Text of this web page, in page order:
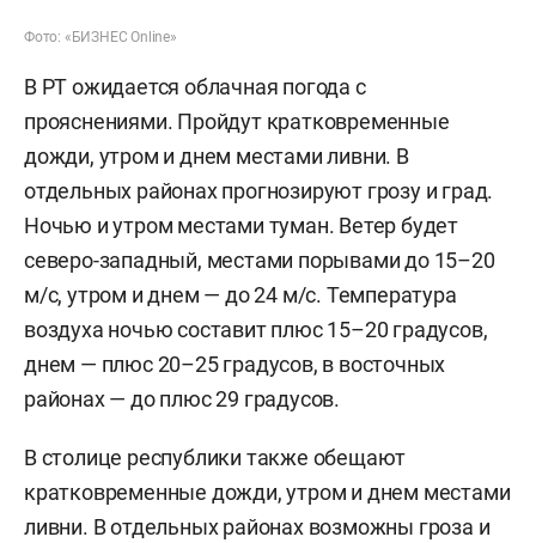
Фото: «БИЗНЕС Online»
В РТ ожидается облачная погода с
прояснениями. Пройдут кратковременные
дожди, утром и днем местами ливни. В
отдельных районах прогнозируют грозу и град.
Ночью и утром местами туман. Ветер будет
северо-западный, местами порывами до 15–20
м/c, утром и днем — до 24 м/с. Температура
воздуха ночью составит плюс 15–20 градусов,
днем — плюс 20–25 градусов, в восточных
районах — до плюс 29 градусов.
В столице республики также обещают
кратковременные дожди, утром и днем местами
ливни. В отдельных районах возможны гроза и